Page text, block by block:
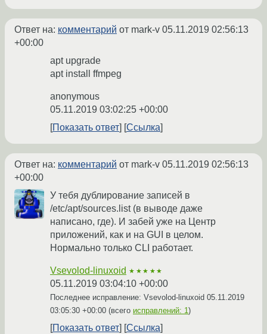
Ответ на: комментарий от mark-v 05.11.2019 02:56:13
+00:00
apt upgrade
apt install ffmpeg
anonymous
05.11.2019 03:02:25 +00:00
Показать ответ
Ссылка
Ответ на: комментарий от mark-v 05.11.2019 02:56:13
+00:00
У тебя дублирование записей в
/etc/apt/sources.list (в выводе даже
написано, где). И забей уже на Центр
приложений, как и на GUI в целом.
Нормально только CLI работает.
Vsevolod-linuxoid ★★★★★
05.11.2019 03:04:10 +00:00
Последнее исправление: Vsevolod-linuxoid 05.11.2019
03:05:30 +00:00 (всего исправлений: 1)
Показать ответ Ссылка